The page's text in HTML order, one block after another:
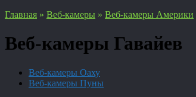
Главная » Веб-камеры » Веб-камеры Америки
Веб-камеры Гавайев
Веб-камеры Оаху
Веб-камеры Пуны